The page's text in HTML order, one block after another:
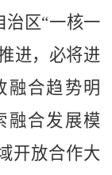
治区“一核一
进，必将进
融合趋势明
融合发展模
开放合作大